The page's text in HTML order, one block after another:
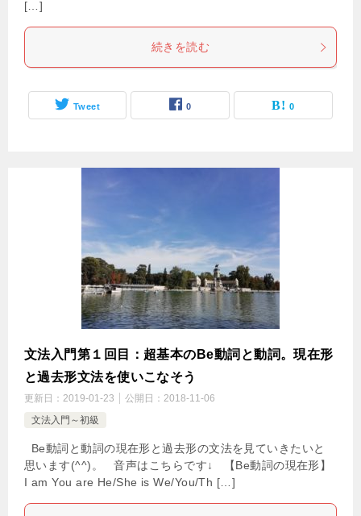
[…]
続きを読む
Tweet 0 0
文法入門第１回目：超基本のBe動詞と動詞。現在形
と過去形文法を使いこなそう
更新日： 2019-01-23 公開日： 2018-11-06
文法入門～初級
Be動詞と動詞の現在形と過去形の文法を見ていきたいと
思います(^^)。 音声はこちらです↓ 【Be動詞の現在形】
I am You are He/She is We/You/Th […]